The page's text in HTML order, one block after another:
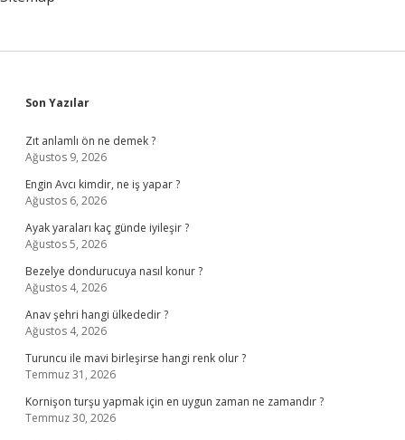
Sidebar
Son Yazılar
Zıt anlamlı ön ne demek ?
Ağustos 9, 2026
Engin Avcı kimdir, ne iş yapar ?
Ağustos 6, 2026
Ayak yaraları kaç günde iyileşir ?
Ağustos 5, 2026
Bezelye dondurucuya nasıl konur ?
Ağustos 4, 2026
Anav şehri hangi ülkededir ?
Ağustos 4, 2026
Turuncu ile mavi birleşirse hangi renk olur ?
Temmuz 31, 2026
Kornişon turşu yapmak için en uygun zaman ne zamandır ?
Temmuz 30, 2026